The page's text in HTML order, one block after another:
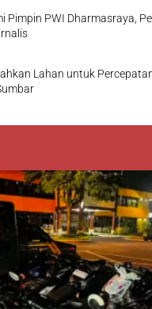
Pimpin PWI Dharmasraya,
Lahan untuk